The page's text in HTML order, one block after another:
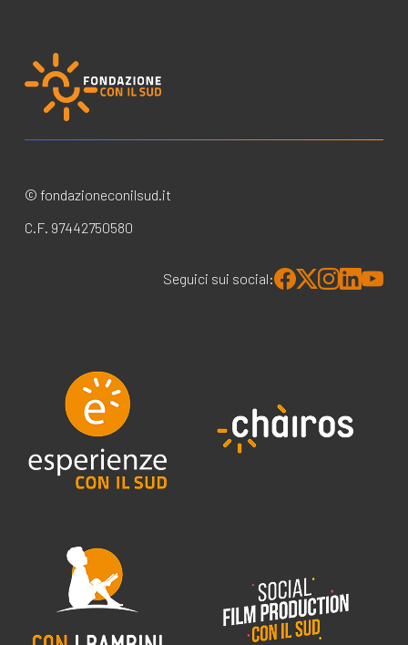
© fondazioneconilsud.it
C.F. 97442750580
Seguici sui social: